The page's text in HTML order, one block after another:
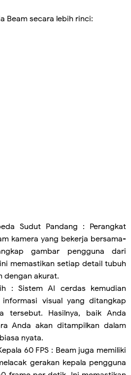
Beam secara lebih rinci:
Sudut Pandang : Perangkat
kamera yang bekerja bersama-
gambar pengguna dari
memastikan setiap detail tubuh
dengan akurat.
: Sistem AI cerdas kemudian
informasi visual yang ditangkap
tersebut. Hasilnya, baik Anda
Anda akan ditampilkan dalam
nyata.
60 FPS : Beam juga memiliki
gerakan kepala pengguna